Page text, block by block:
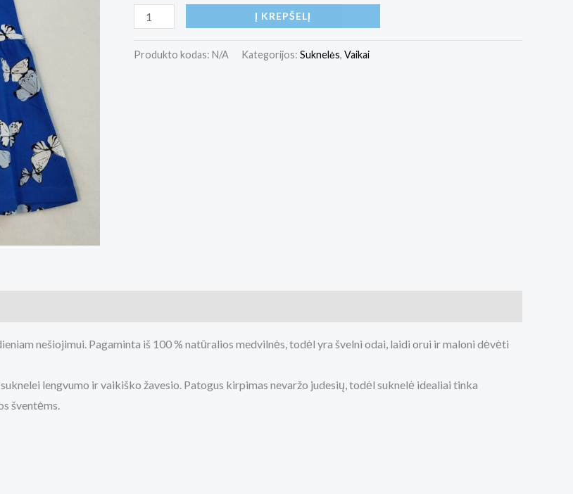
Į KREPŠELĮ
Produkto kodas: N/A Kategorijos: Suknelės, Vaikai
nešiojimui. Pagaminta iš 100 % natūralios medvilnės, todėl yra švelni odai, laidi orui ir maloni dėvėti
lengvumo ir vaikiško žavesio. Patogus kirpimas nevaržo judesių, todėl suknelė idealiai tinka
šventėms.